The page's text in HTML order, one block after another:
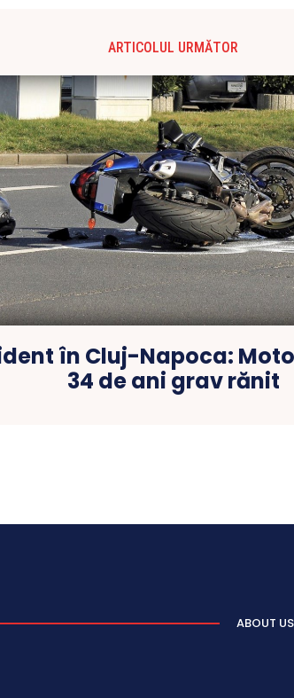
ARTICOLUL URMĂTOR
în Cluj-Napoca:
34 de ani grav rănit
ABOUT US